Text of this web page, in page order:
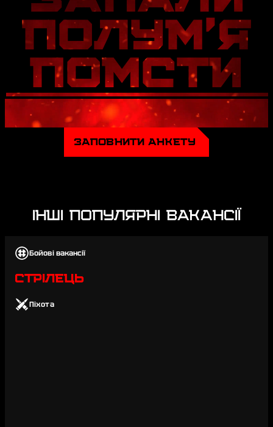
ПОЛУМ'Я
ПОМСТИ
ЗАПОВНИТИ АНКЕТУ
ІНШІ ПОПУЛЯРНІ ВАКАНСІЇ
Бойові вакансії
СТРІЛЕЦЬ
Піхота